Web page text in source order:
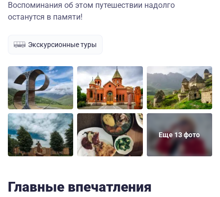
Воспоминания об этом путешествии надолго
останутся в памяти!
Экскурсионные туры
Еще 13 фото
Главные впечатления